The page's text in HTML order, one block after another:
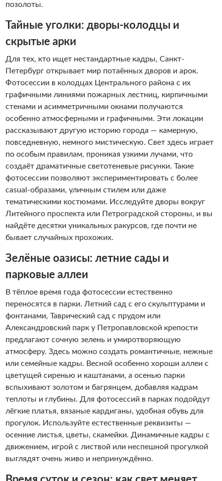
позолоты.
Тайные уголки: дворы-колодцы и
скрытые арки
Для тех, кто ищет нестандартные кадры, Санкт-
Петербург открывает мир потаённых дворов и арок.
Фотосессии в колодцах Центрального района с их
графичными линиями пожарных лестниц, кирпичными
стенами и асимметричными окнами получаются
особенно атмосферными и графичными. Эти локации
рассказывают другую историю города — камерную,
повседневную, немного мистическую. Свет здесь играет
по особым правилам, проникая узкими лучами, что
создаёт драматичные светотеневые рисунки. Такие
фотосессии позволяют экспериментировать с более
casual-образами, уличным стилем или даже
тематическими костюмами. Исследуйте дворы вокруг
Литейного проспекта или Петроградской стороны, и вы
найдёте десятки уникальных ракурсов, где почти не
бывает случайных прохожих.
Зелёные оазисы: летние сады и
парковые аллеи
В тёплое время года фотосессии естественно
переносятся в парки. Летний сад с его скульптурами и
фонтанами, Таврический сад с прудом или
Александровский парк у Петропавловской крепости
предлагают сочную зелень и умиротворяющую
атмосферу. Здесь можно создать романтичные, нежные
или семейные кадры. Весной особенно хороши аллеи с
цветущей сиренью и каштанами, а осенью парки
вспыхивают золотом и багрянцем, добавляя кадрам
теплоты и глубины. Для фотосессий в парках подойдут
лёгкие платья, вязаные кардиганы, удобная обувь для
прогулок. Используйте естественные реквизиты —
осенние листья, цветы, скамейки. Динамичные кадры с
движением, игрой с листвой или неспешной прогулкой
выглядят очень живо и непринуждённо.